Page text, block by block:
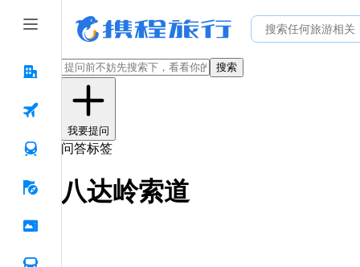
搜索
我要提问
问答标签
八达岭索道